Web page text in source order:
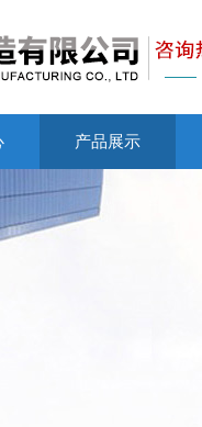
产品展示